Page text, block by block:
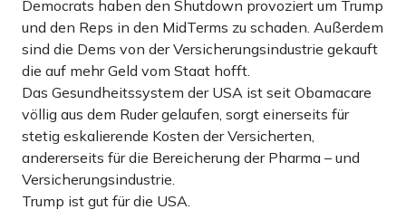
Democrats haben den Shutdown provoziert um Trump
und den Reps in den MidTerms zu schaden. Außerdem
sind die Dems von der Versicherungsindustrie gekauft
die auf mehr Geld vom Staat hofft.
Das Gesundheitssystem der USA ist seit Obamacare
völlig aus dem Ruder gelaufen, sorgt einerseits für
stetig eskalierende Kosten der Versicherten,
andererseits für die Bereicherung der Pharma – und
Versicherungsindustrie.
Trump ist gut für die USA.